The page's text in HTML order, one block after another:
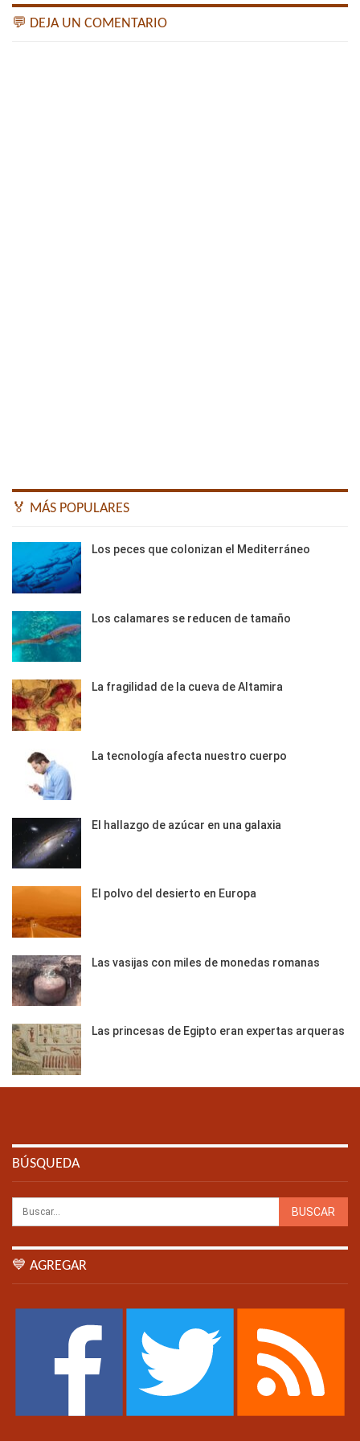
💬 DEJA UN COMENTARIO
🏅 MÁS POPULARES
Los peces que colonizan el Mediterráneo
Los calamares se reducen de tamaño
La fragilidad de la cueva de Altamira
La tecnología afecta nuestro cuerpo
El hallazgo de azúcar en una galaxia
El polvo del desierto en Europa
Las vasijas con miles de monedas romanas
Las princesas de Egipto eran expertas arqueras
BÚSQUEDA
💙 AGREGAR